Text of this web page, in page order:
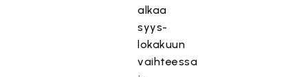
alkaa
syys-
lokakuun
vaihteessa